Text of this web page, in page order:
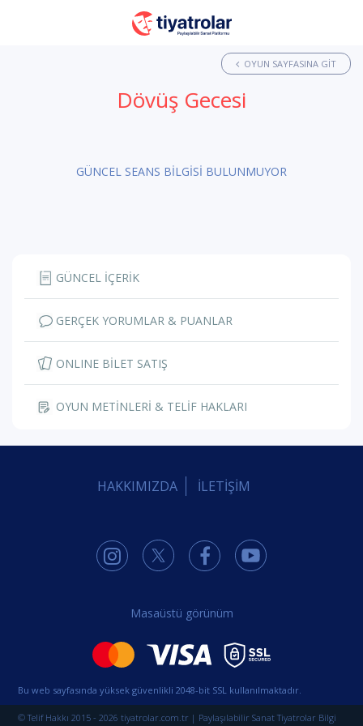
OYUN SAYFASINA GIT
Dövüş Gecesi
GÜNCEL SEANS BİLGİSİ BULUNMUYOR
GÜNCEL İÇERİK
GERÇEK YORUMLAR & PUANLAR
ONLINE BİLET SATIŞ
OYUN METİNLERİ & TELİF HAKLARI
HAKKIMIZDA İLETİŞİM
Masaüstü görünüm
Bu web sayfasında yüksek güvenlikli 2048-bit SSL kullanılmaktadır.
© Telif Hakkı 2015 - 2026 tiyatrolar.com.tr | Paylaşılabilir Sanat Tiyatrolar Bilgi